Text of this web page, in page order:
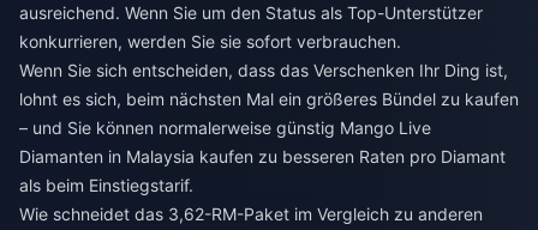
ausreichend. Wenn Sie um den Status als Top-Unterstützer
konkurrieren, werden Sie sie sofort verbrauchen.
Wenn Sie sich entscheiden, dass das Verschenken Ihr Ding ist,
lohnt es sich, beim nächsten Mal ein größeres Bündel zu kaufen
– und Sie können normalerweise günstig Mango Live
Diamanten in Malaysia kaufen zu besseren Raten pro Diamant
als beim Einstiegstarif.
Wie schneidet das 3,62-RM-Paket im Vergleich zu anderen